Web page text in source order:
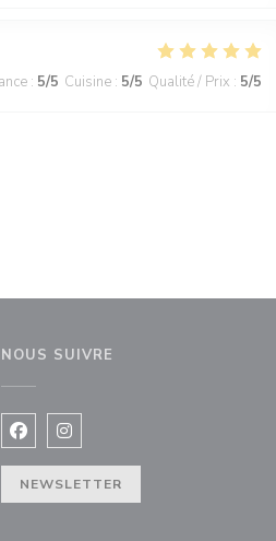
: 5/5 Cuisine : 5/5 Qualité / Prix : 5/5
NOUS SUIVRE
Facebook ((ouvre une nouvelle
Instagram ((ouvre une
NEWSLETTER